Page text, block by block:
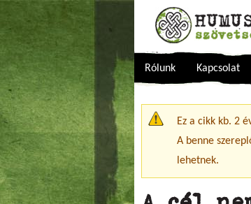
Rólunk Kapcsolat
Ez a cikk kb. 2
A benne
lehetnek.